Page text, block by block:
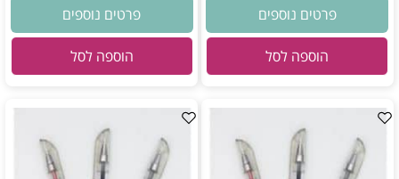
פרטים נוספים
הוספה לסל
פרטים נוספים
הוספה לסל